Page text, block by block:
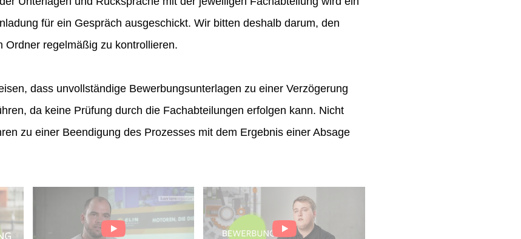
für ein Gespräch ausgeschickt. Wir bitten deshalb darum, den
Ordner regelmäßig zu kontrollieren.
dass unvollständige Bewerbungsunterlagen zu einer Verzögerung
da keine Prüfung durch die Fachabteilungen erfolgen kann. Nicht
zu einer Beendigung des Prozesses mit dem Ergebnis einer Absage